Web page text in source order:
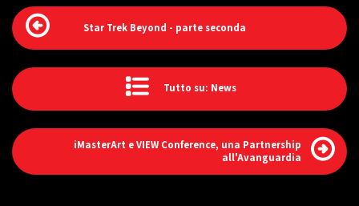
Star Trek Beyond - parte seconda
Tutto su: News
iMasterArt e VIEW Conference, una Partnership
all'Avanguardia